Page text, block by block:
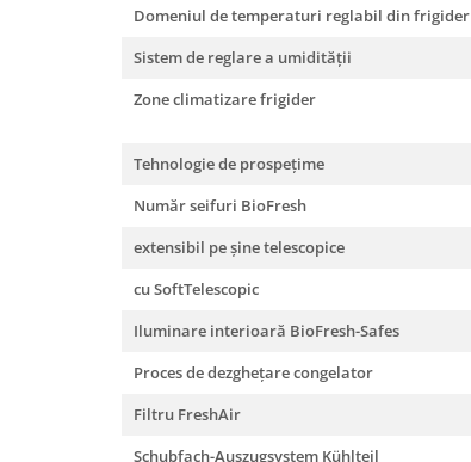
Domeniul de temperaturi reglabil din frigider
Sistem de reglare a umidităţii
Zone climatizare frigider
Tehnologie de prospeţime
Număr seifuri BioFresh
extensibil pe şine telescopice
cu SoftTelescopic
Iluminare interioară BioFresh-Safes
Proces de dezgheţare congelator
Filtru FreshAir
Schubfach-Auszugsystem Kühlteil